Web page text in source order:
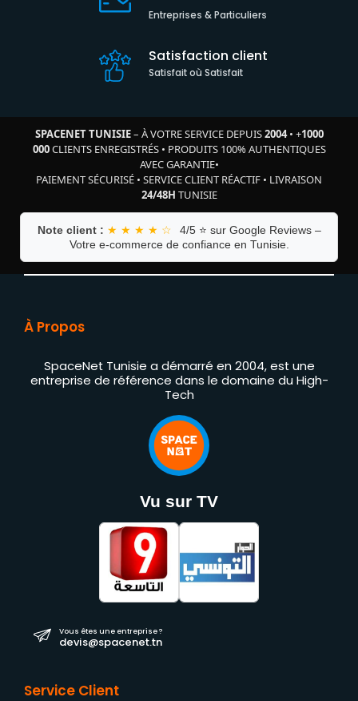
Entreprises & Particuliers
Satisfaction client
Satisfait où Satisfait
SPACENET TUNISIE– À VOTRE SERVICE DEPUIS2004• +1000
000CLIENTS ENREGISTRÉS• PRODUITS 100% AUTHENTIQUES
AVEC GARANTIE•
PAIEMENT SÉCURISÉ • SERVICE CLIENT RÉACTIF • LIVRAISON
24/48H TUNISIE
Note client : ★ ★ ★ ★ ☆
4/5 ⭐ sur Google Reviews –
Votre e-commerce de confiance en Tunisie.
À Propos
SpaceNet Tunisie a démarré en 2004, est une
entreprise de référence dans le domaine du High-
Tech
Vu sur TV
Vous êtes une entreprise ?
devis@spacenet.tn
Service Client